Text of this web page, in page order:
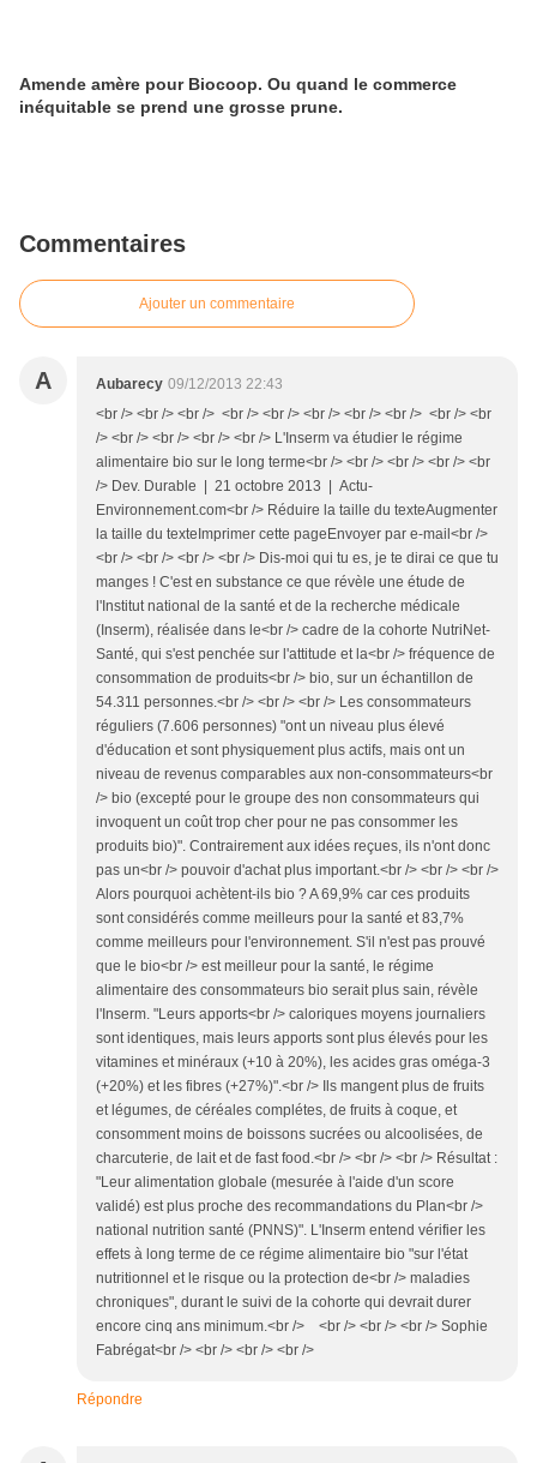
Amende amère pour Biocoop. Ou quand le commerce
inéquitable se prend une grosse prune.
Commentaires
Ajouter un commentaire
A Aubarecy 09/12/2013 22:43
<br /> <br /> <br /> <br /> <br /> <br /> <br /> <br /> <br /> <br
/> <br /> <br /> <br /> <br /> L'Inserm va étudier le régime
alimentaire bio sur le long terme<br /> <br /> <br /> <br /> <br
/> Dev. Durable | 21 octobre 2013 | Actu-
Environnement.com<br /> Réduire la taille du texteAugmenter
la taille du texteImprimer cette pageEnvoyer par e-mail<br />
<br /> <br /> <br /> <br /> Dis-moi qui tu es, je te dirai ce que tu
manges ! C'est en substance ce que révèle une étude de
l'Institut national de la santé et de la recherche médicale
(Inserm), réalisée dans le<br /> cadre de la cohorte NutriNet-
Santé, qui s'est penchée sur l'attitude et la<br /> fréquence de
consommation de produits<br /> bio, sur un échantillon de
54.311 personnes.<br /> <br /> <br /> Les consommateurs
réguliers (7.606 personnes) "ont un niveau plus élevé
d'éducation et sont physiquement plus actifs, mais ont un
niveau de revenus comparables aux non-consommateurs<br
/> bio (excepté pour le groupe des non consommateurs qui
invoquent un coût trop cher pour ne pas consommer les
produits bio)". Contrairement aux idées reçues, ils n'ont donc
pas un<br /> pouvoir d'achat plus important.<br /> <br /> <br />
Alors pourquoi achètent-ils bio ? A 69,9% car ces produits
sont considérés comme meilleurs pour la santé et 83,7%
comme meilleurs pour l'environnement. S'il n'est pas prouvé
que le bio<br /> est meilleur pour la santé, le régime
alimentaire des consommateurs bio serait plus sain, révèle
l'Inserm. "Leurs apports<br /> caloriques moyens journaliers
sont identiques, mais leurs apports sont plus élevés pour les
vitamines et minéraux (+10 à 20%), les acides gras oméga-3
(+20%) et les fibres (+27%)".<br /> Ils mangent plus de fruits
et légumes, de céréales complétes, de fruits à coque, et
consomment moins de boissons sucrées ou alcoolisées, de
charcuterie, de lait et de fast food.<br /> <br /> <br /> Résultat :
"Leur alimentation globale (mesurée à l'aide d'un score
validé) est plus proche des recommandations du Plan<br />
national nutrition santé (PNNS)". L'Inserm entend vérifier les
effets à long terme de ce régime alimentaire bio "sur l'état
nutritionnel et le risque ou la protection de<br /> maladies
chroniques", durant le suivi de la cohorte qui devrait durer
encore cinq ans minimum.<br /> <br /> <br /> <br /> Sophie
Fabrégat<br /> <br /> <br /> <br />
Répondre